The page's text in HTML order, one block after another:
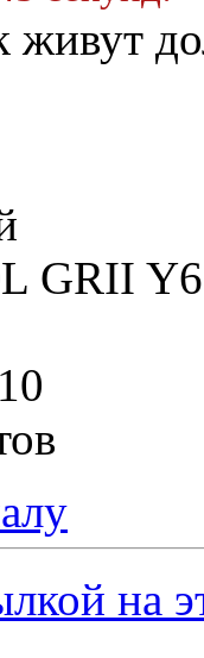
живут
GRII